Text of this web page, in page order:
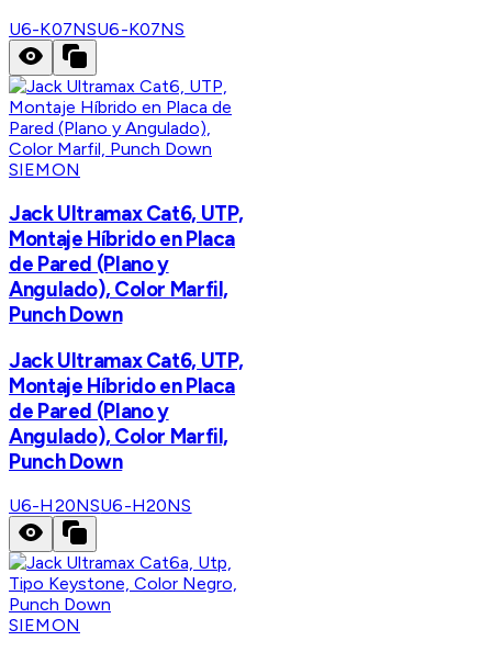
U6-K07NSU6-K07NS
SIEMON
Jack Ultramax Cat6, UTP,
Montaje Híbrido en Placa
de Pared (Plano y
Angulado), Color Marfil,
Punch Down
Jack Ultramax Cat6, UTP,
Montaje Híbrido en Placa
de Pared (Plano y
Angulado), Color Marfil,
Punch Down
U6-H20NSU6-H20NS
SIEMON